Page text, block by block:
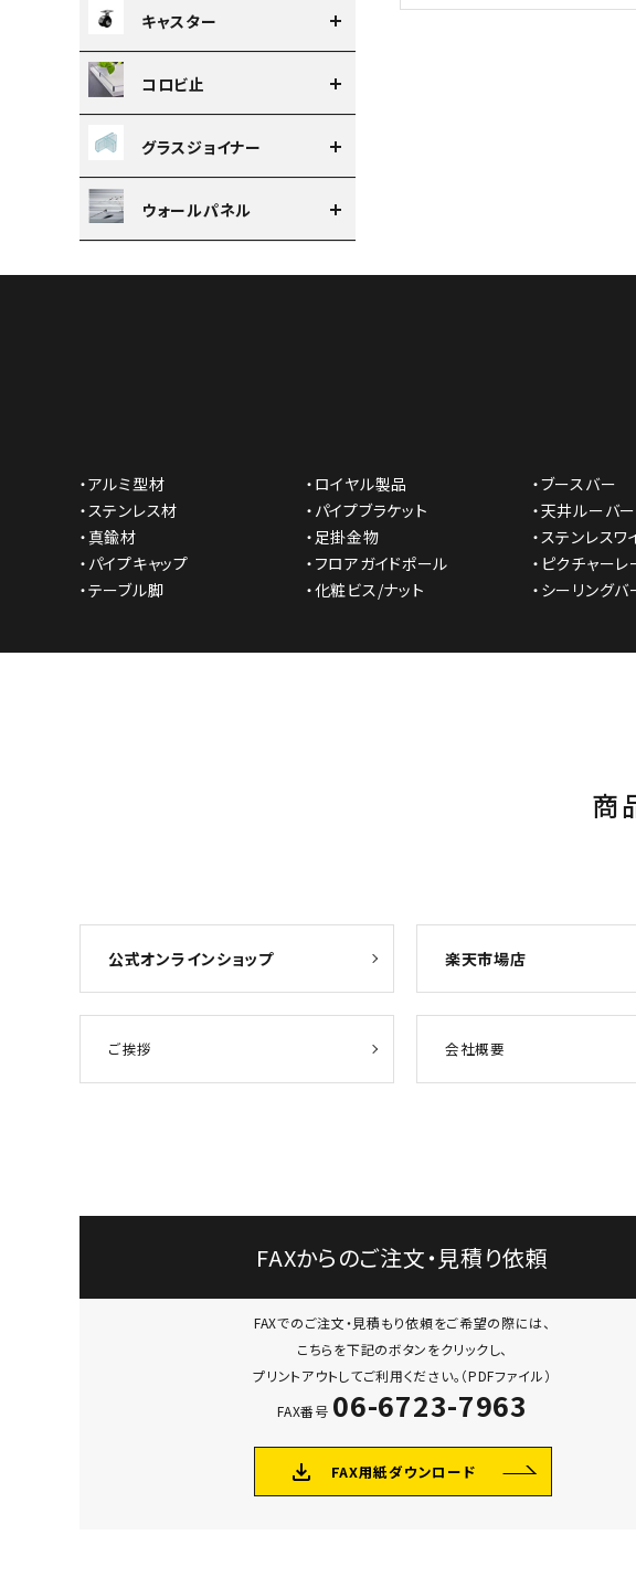
キャスター
コロビ止
グラスジョイナー
ウォールパネル
・アルミ型材
・ステンレス材
・真鍮材
・パイプキャップ
・テーブル脚
・ロイヤル製品
・パイプブラケット
・足掛金物
・フロアガイドポール
・化粧ビス/ナット
・ブースバー
・天井ルーバー
・ステンレスワ
・ピクチャー
・シーリングバ
商
公式オンラインショップ 楽天市場店
ご挨拶 会社概要
FAXからのご注文・見積り依頼
FAXでのご注文・見積もり依頼をご希望の際には、
こちらを下記のボタンをクリックし、
プリントアウトしてご利用ください。（PDFファイル）
FAX番号 06-6723-7963
file_download FAX用紙ダウンロード